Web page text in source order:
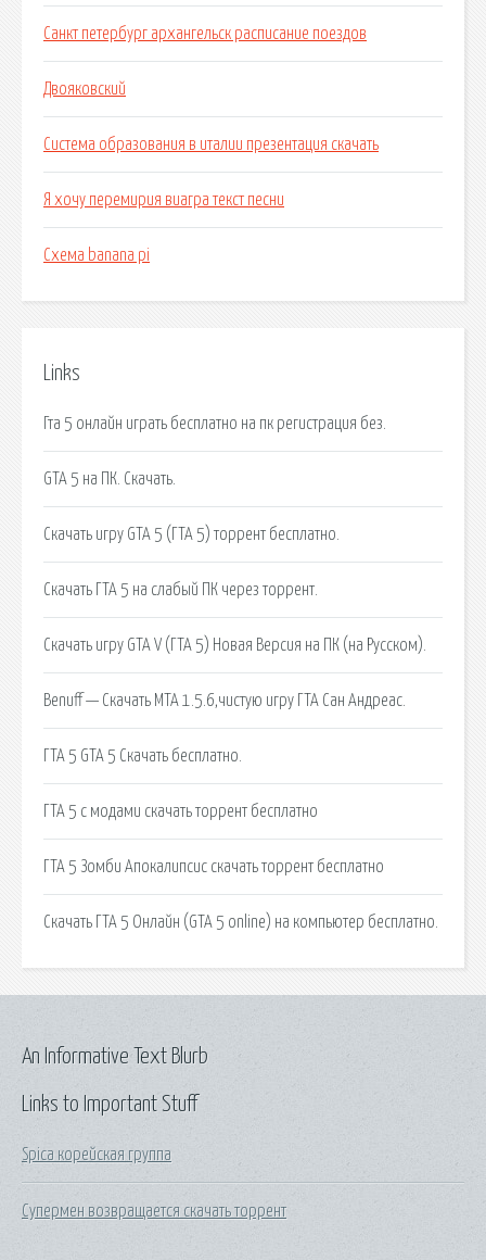
Санкт петербург архангельск расписание поездов
Двояковский
Система образования в италии презентация скачать
Я хочу перемирия виагра текст песни
Схема banana pi
Links
Гта 5 онлайн играть бесплатно на пк регистрация без.
GTA 5 на ПК. Скачать.
Скачать игру GTA 5 (ГТА 5) торрент бесплатно.
Скачать ГТА 5 на слабый ПК через торрент.
Скачать игру GTA V (ГТА 5) Новая Версия на ПК (на Русском).
Benuff — Скачать МТА 1.5.6,чистую игру ГТА Сан Андреас.
ГТА 5 GTA 5 Скачать бесплатно.
ГТА 5 с модами скачать торрент бесплатно
ГТА 5 Зомби Апокалипсис скачать торрент бесплатно
Скачать ГТА 5 Онлайн (GTA 5 online) на компьютер бесплатно.
Links to Important Stuff
Spica корейская группа
Супермен возвращается скачать торрент
An Informative Text Blurb